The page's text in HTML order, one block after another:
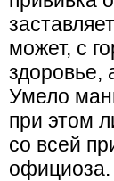
может, с
здоровье,
Умело
при этом
со всей
официоза.